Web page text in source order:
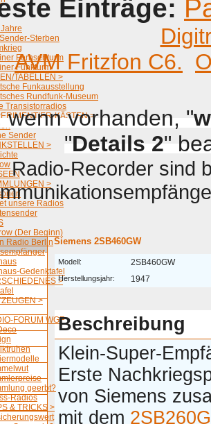
Sterben
Fernsehturm
Funkturm
TABELLEN >
Funkausstellung
Rundfunk-Museum
Transistorradios
KÄSTEN >
Sender
>
>
unsere Radios
(Der Beginn)
Radio Berlin
Gedenktafel
>
>
FORUM WGF
geerbt?
Radios
& TRICKS >
Einträge:
AVM Fritzfon C6.
wenn vorhanden, "
"Details 2"
Radio-Recorder sind
Siemens 2SB460GW
Modell: 2SB460GW
Herstellungsjahr: 1947
Beschreibung
Klein-Super-
Erste
von Siemens
mit dem